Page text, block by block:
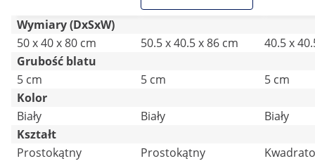
Wymiary (DxSxW)
50 x 40 x 80 cm
50.5 x 40.5 x 86 cm
40.5 x
Grubość blatu
5 cm
5 cm
5 cm
Kolor
Biały
Biały
Biały
Kształt
Prostokątny
Prostokątny